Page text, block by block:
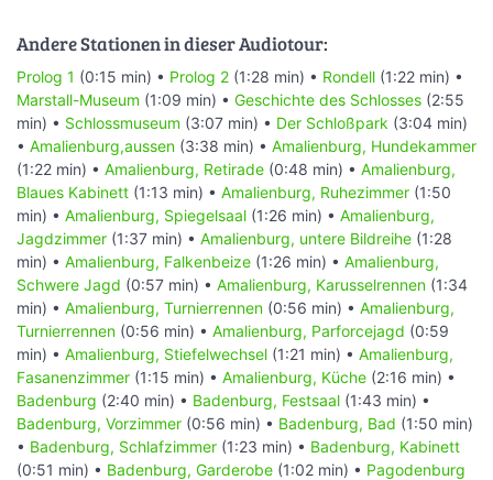
Andere Stationen in dieser Audiotour:
Prolog 1 (0:15 min) • Prolog 2 (1:28 min) • Rondell (1:22 min) •
Marstall-Museum (1:09 min) • Geschichte des Schlosses (2:55
min) • Schlossmuseum (3:07 min) • Der Schloßpark (3:04 min)
• Amalienburg,aussen (3:38 min) • Amalienburg, Hundekammer
(1:22 min) • Amalienburg, Retirade (0:48 min) • Amalienburg,
Blaues Kabinett (1:13 min) • Amalienburg, Ruhezimmer (1:50
min) • Amalienburg, Spiegelsaal (1:26 min) • Amalienburg,
Jagdzimmer (1:37 min) • Amalienburg, untere Bildreihe (1:28
min) • Amalienburg, Falkenbeize (1:26 min) • Amalienburg,
Schwere Jagd (0:57 min) • Amalienburg, Karusselrennen (1:34
min) • Amalienburg, Turnierrennen (0:56 min) • Amalienburg,
Turnierrennen (0:56 min) • Amalienburg, Parforcejagd (0:59
min) • Amalienburg, Stiefelwechsel (1:21 min) • Amalienburg,
Fasanenzimmer (1:15 min) • Amalienburg, Küche (2:16 min) •
Badenburg (2:40 min) • Badenburg, Festsaal (1:43 min) •
Badenburg, Vorzimmer (0:56 min) • Badenburg, Bad (1:50 min)
• Badenburg, Schlafzimmer (1:23 min) • Badenburg, Kabinett
(0:51 min) • Badenburg, Garderobe (1:02 min) • Pagodenburg